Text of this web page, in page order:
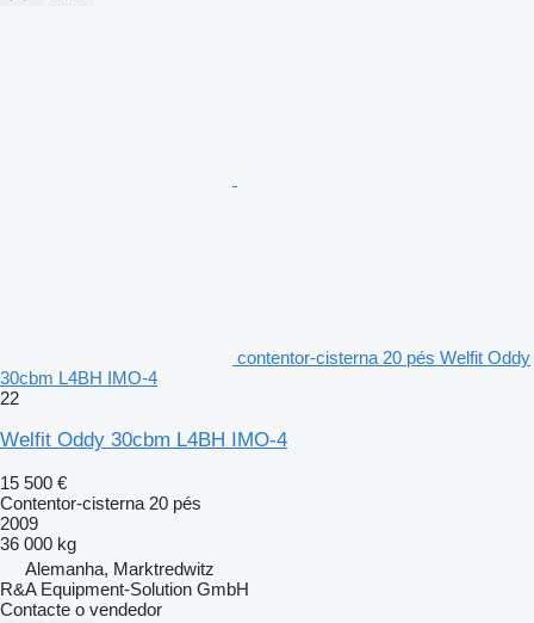
contentor-cisterna 20 pés Welfit Oddy
30cbm L4BH IMO-4
22
Welfit Oddy 30cbm L4BH IMO-4
15 500 €
Contentor-cisterna 20 pés
2009
36 000 kg
Alemanha, Marktredwitz
R&A Equipment-Solution GmbH
Contacte o vendedor